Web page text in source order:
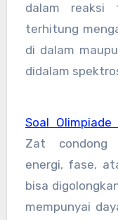
dalam reaksi
terhitung
di dalam
didalam
Soal
Zat condong
energi, fase,
bisa
mempunyai